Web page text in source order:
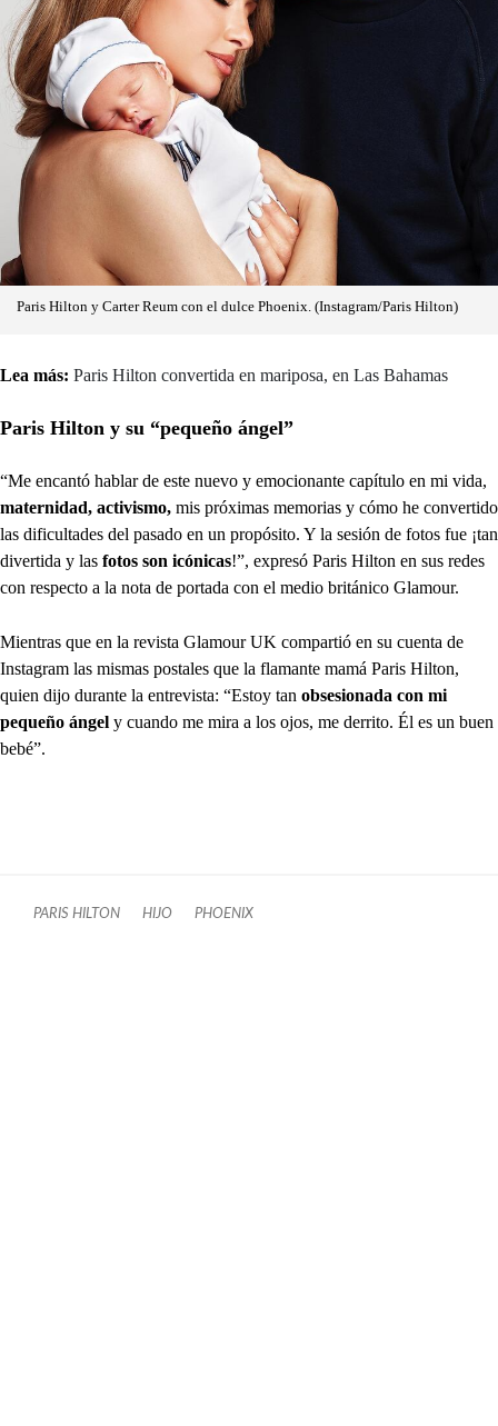
Paris Hilton y Carter Reum con el dulce Phoenix. (Instagram/Paris Hilton)
Lea más: Paris Hilton convertida en mariposa, en Las Bahamas
Paris Hilton y su “pequeño ángel”
“Me encantó hablar de este nuevo y emocionante capítulo en mi vida,
maternidad, activismo, mis próximas memorias y cómo he convertido
las dificultades del pasado en un propósito. Y la sesión de fotos fue ¡tan
divertida y las fotos son icónicas!”, expresó Paris Hilton en sus redes
con respecto a la nota de portada con el medio británico Glamour.
Mientras que en la revista Glamour UK compartió en su cuenta de
Instagram las mismas postales que la flamante mamá Paris Hilton,
quien dijo durante la entrevista: “Estoy tan obsesionada con mi
pequeño ángel y cuando me mira a los ojos, me derrito. Él es un buen
bebé”.
PARIS HILTON HIJO PHOENIX